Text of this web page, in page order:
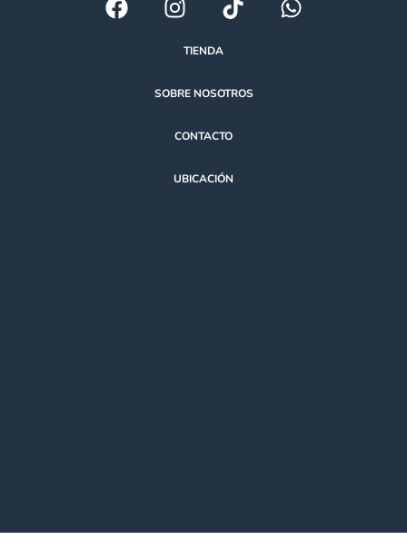
TIENDA
SOBRE NOSOTROS
CONTACTO
UBICACIÓN